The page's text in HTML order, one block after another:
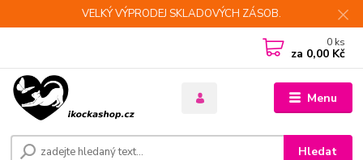
VELKÝ VÝPRODEJ SKLADOVÝCH ZÁSOB.
Menu
Hledat
0 ks
za 0,00 Kč